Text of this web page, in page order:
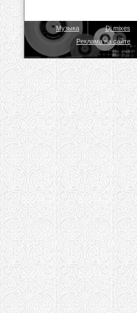
Музыка Dj mixes
Реклама на сайте